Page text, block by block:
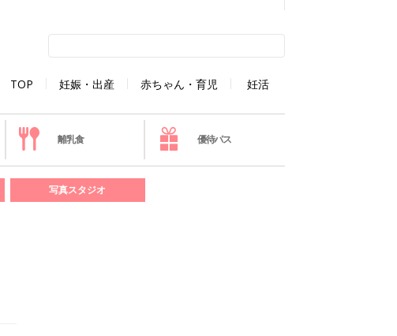
TOP 妊娠・出産 赤ちゃん・育児 妊活
離乳食 優待パス
写真スタジオ